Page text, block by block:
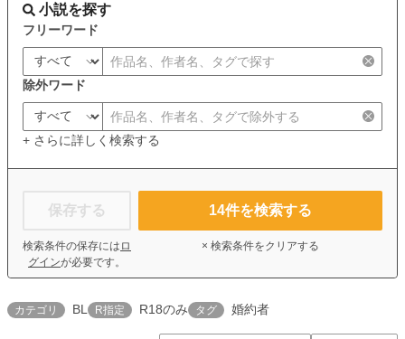
小説を探す
フリーワード
除外ワード
+ さらに詳しく検索する
保存する
検索条件の保存には ロ
グインが必要です。
14件を検索する
× 検索条件をクリアする
カテゴリ BL R指定 R18のみ タグ 婚約者